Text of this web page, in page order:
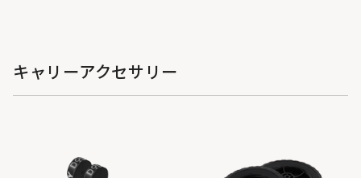
キャリーアクセサリー